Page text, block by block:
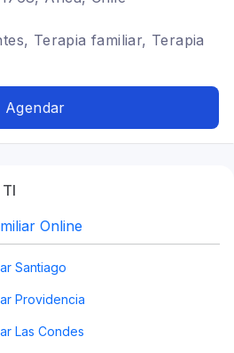
Terapia familiar, Terapia
Agendar
Online
Santiago
Providencia
Las Condes